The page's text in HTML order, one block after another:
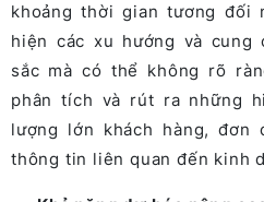
khoảng thời gian tương đối
hiện các xu hướng và cung
sắc mà có thể không rõ
phân tích và rút ra những
lượng lớn khách hàng, đơn
thông tin liên quan đến kinh